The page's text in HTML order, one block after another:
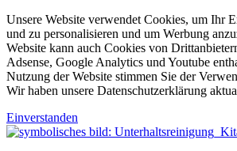
Unsere Website verwendet Cookies, um Ihr
und zu personalisieren und um Werbung
Website kann auch Cookies von
Adsense, Google Analytics und Youtube
Nutzung der Website stimmen Sie der
Wir haben unsere Datenschutzerklärung
Einverstanden